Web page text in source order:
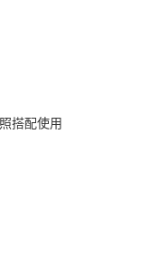
業銀行
台灣）商業銀行
搭配使用